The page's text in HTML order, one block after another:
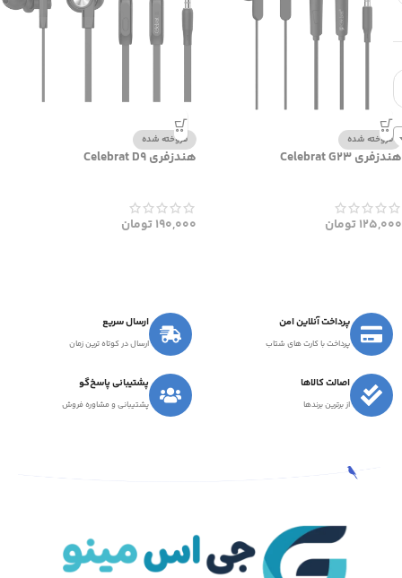
فروخته شده
هندزفری Celebrat G23
125,000تومان
فروخته شده
هندزفری Celebrat D9
190,000تومان
پرداخت آنلاین امن
پرداخت با کارت های شتاب
ارسال سریع
ارسال در کوتاه ترین زمان
اصالت کالاها
از برترین برندها
پشتیبانی پاسخ‌گو
پشتیبانی و مشاوره فروش